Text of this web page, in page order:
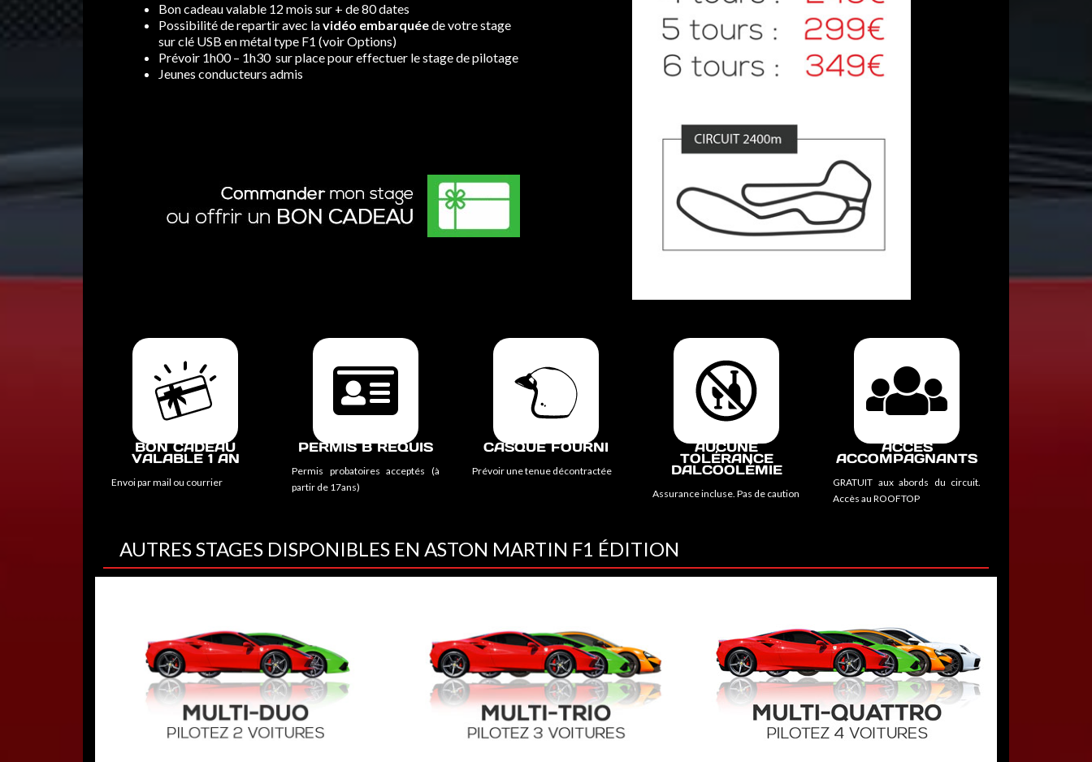
Bon cadeau valable 12 mois sur + de 80 dates
Possibilité de repartir avec lavidéo embarquéede votre stage
sur clé USB en métal type F1 (voir Options)
Prévoir 1h00 – 1h30 sur place pour effectuer le stage de pilotage
Jeunes conducteurs admis
BON CADEAU
VALABLE 1 AN
Envoi par mail ou courrier
PERMIS B REQUIS
Permis probatoires acceptés (à
partir de 17ans)
CASQUE FOURNI
Prévoir une tenue décontractée
AUCUNE
TOLÉRANCE
DALCOOLÉMIE
Assurance incluse. Pas de caution
ACCÈS
ACCOMPAGNANTS
GRATUIT aux abords du circuit.
Accès au ROOFTOP
AUTRES STAGES DISPONIBLES EN ASTON MARTIN F1 ÉDITION